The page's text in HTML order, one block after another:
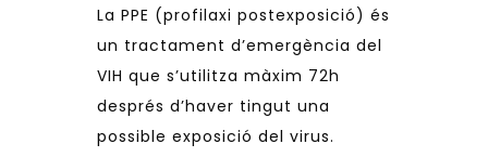
La PPE (profilaxi postexposició) és
un tractament d’emergència del
VIH que s’utilitza màxim 72h
després d’haver tingut una
possible exposició del virus.